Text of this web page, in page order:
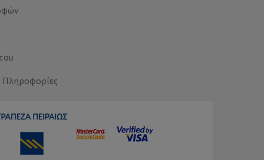
Πληροφορίες